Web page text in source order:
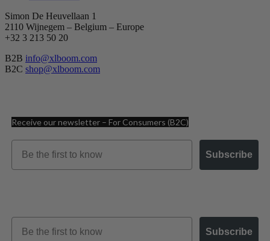
Simon De Heuvellaan 1
2110 Wijnegem – Belgium – Europe
+32 3 213 50 20
B2B info@xlboom.com
B2C shop@xlboom.com
Receive our newsletter – For Consumers (B2C)
Email
Subscribe
Email
Subscribe